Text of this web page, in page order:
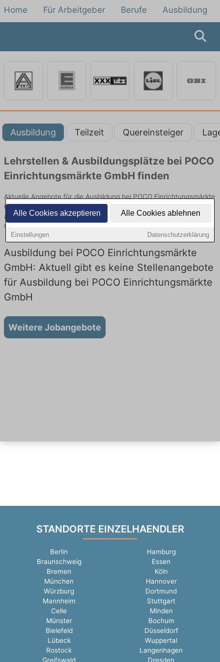
Alle Cookies akzeptieren Alle Cookies ablehnen
Einstellungen Datenschutzerklärung
Home Für Arbeitgeber Berufe Ausbildung
Ausbildung Teilzeit Quereinsteiger
Lehrstellen & Ausbildungsplätze bei POCO
Einrichtungsmärkte GmbH finden
Aktuelle Angebote für die Ausbildung bei POCO Einrichtungsmärkte
GmbH! Lehrstellen und Ausbildungsplätze im Verkauf und vielen
anderen Berufen im Einzelhandel bei POCO Einrichtungsmärkte
GmbH.
Ausbildung bei POCO Einrichtungsmärkte
GmbH: Aktuell gibt es keine Stellenangebote
für Ausbildung bei POCO Einrichtungsmärkte
GmbH
Weitere Jobangebote
STANDORTE EINZELHAENDLER
Berlin
Hamburg
Braunschweig
Essen
Bremen
Köln
München
Hannover
Würzburg
Dortmund
Mannheim
Stuttgart
Celle
Minden
Münster
Bochum
Bielefeld
Düsseldorf
Lübeck
Wuppertal
Rostock
Langenhagen
Greifswald
Dresden